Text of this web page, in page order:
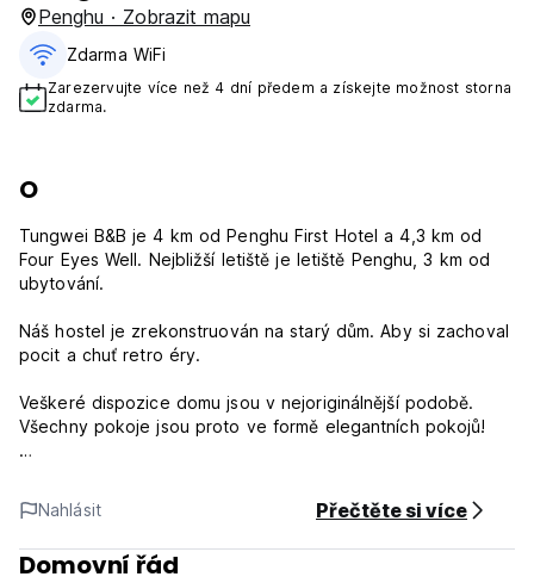
Penghu · Zobrazit mapu
Zdarma WiFi
Zarezervujte více než 4 dní předem a získejte možnost storna
zdarma.
O
Tungwei B&B je 4 km od Penghu First Hotel a 4,3 km od
Four Eyes Well. Nejbližší letiště je letiště Penghu, 3 km od
ubytování.
Náš hostel je zrekonstruován na starý dům. Aby si zachoval
pocit a chuť retro éry.
Veškeré dispozice domu jsou v nejoriginálnější podobě.
Všechny pokoje jsou proto ve formě elegantních pokojů!
pozdního zrušení nebo nedostavení se vám bude účtována
první noc vašeho pobytu.
Check in od 15:00 do 21:00 .
Odhlášení od 09:00 do 11:00.
Nahlásit Přečtěte si více
Domovní řád